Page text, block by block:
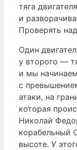
тяга
и
Проверять
Один
у второго —
и мы
с
атаки, на
которая
Николай
корабельный
высоте. У